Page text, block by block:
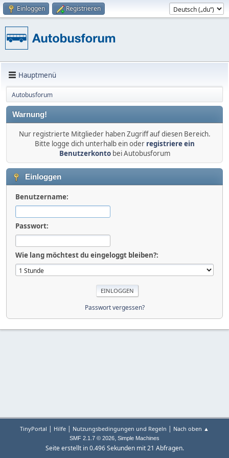
Einloggen Registrieren
Hauptmenü
Autobusforum
Warnung!
Nur registrierte Mitglieder haben Zugriff auf diesen Bereich.
Bitte logge dich unterhalb ein oder registriere ein
Benutzerkontobei Autobusforum
Einloggen
Benutzername:
Passwort:
Wie lang möchtest du eingeloggt bleiben?:
Passwort vergessen?
TinyPortal | Hilfe | Nutzungsbedingungen und Regeln | Nach oben ▲
SMF 2.1.7 © 2026, Simple Machines
Seite erstellt in 0.496 Sekunden mit 21 Abfragen.